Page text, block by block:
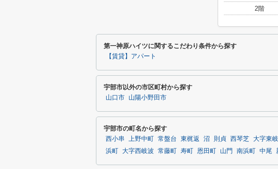
2階
第一神原ハイツに関するこだわり条件から探す
【賃貸】アパート
宇部市以外の市区町村から探す
山口市 山陽小野田市
宇部市の町名から探す
西小串 上野中町 常盤台 東梶返 沼 則貞 西琴芝 大字東
浜町
大字西岐波 常藤町 寿町 恩田町 山門 南浜町 中尾